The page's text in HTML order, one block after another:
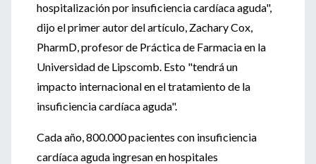
hospitalización por insuficiencia cardíaca aguda",
dijo el primer autor del artículo, Zachary Cox,
PharmD, profesor de Práctica de Farmacia en la
Universidad de Lipscomb. Esto "tendrá un
impacto internacional en el tratamiento de la
insuficiencia cardíaca aguda".
Cada año, 800.000 pacientes con insuficiencia
cardíaca aguda ingresan en hospitales